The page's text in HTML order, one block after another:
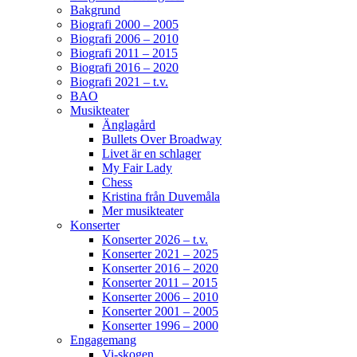
129 7 4
Helen Sjöholm
Fler biljetter släppta. Vi ses i Näsåker den 15
augusti.
10
Helen Sjöholm
3 months ago
JOJJE
Det är fortfarande helt overkligt att du är borta.
Jag fattar inte ... vi jobbade ju ihop bara några
dagar innan du lämnade oss. Allt var som vanligt
- du spelade så fantastiskt.
Bakgrund
Biografi 2000 – 2005
Biografi 2006 – 2010
Biografi 2011 – 2015
Biografi 2016 – 2020
Biografi 2021 – t.v.
BAO
Musikteater
Änglagård
Bullets Over Broadway
Livet är en schlager
My Fair Lady
Chess
Kristina från Duvemåla
Mer musikteater
Konserter
Konserter 2026 – t.v.
Konserter 2021 – 2025
Konserter 2016 – 2020
Konserter 2011 – 2015
Konserter 2006 – 2010
Konserter 2001 – 2005
Konserter 1996 – 2000
Engagemang
Vi-skogen